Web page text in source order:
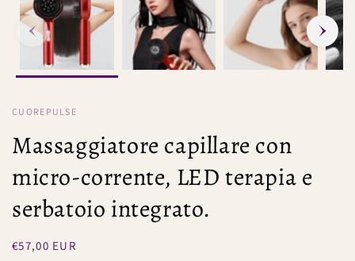
CUOREPULSE
Massaggiatore capillare con
micro-corrente, LED terapia e
serbatoio integrato.
Prezzo
€57,00 EUR